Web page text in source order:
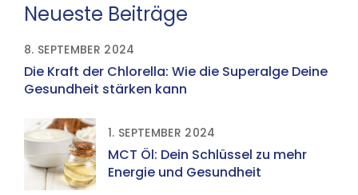
Neueste Beiträge
Die Kraft der Chlorella: Wie die Superalge Deine
Gesundheit stärken kann
8. SEPTEMBER 2024
MCT Öl: Dein Schlüssel zu mehr
Energie und Gesundheit
1. SEPTEMBER 2024